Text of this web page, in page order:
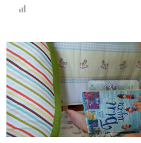
Старого
Лева)